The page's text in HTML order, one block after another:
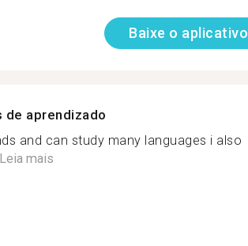
Baixe o aplicativo
de aprendizado
and can study many languages i also
Leia mais